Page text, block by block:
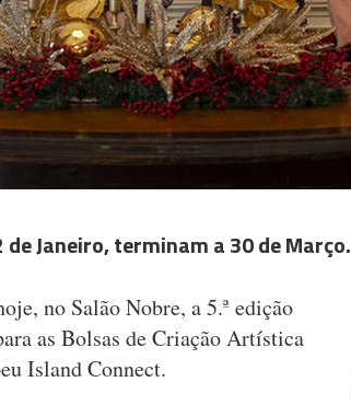
Janeiro, terminam a 30 de Março.
no Salão Nobre, a 5.ª edição
as Bolsas de Criação Artística
Island Connect.